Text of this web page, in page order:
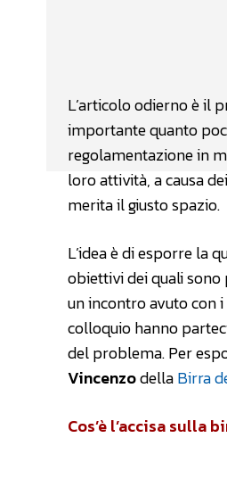
L’articolo odierno è il
importante quanto
regolamentazione in
loro attività, a causa
merita il giusto spazio.
L’idea è di esporre la
obiettivi dei quali
un incontro avuto con
colloquio hanno
del problema. Per
VincenzodellaBirra
Cos’è l’accisa sulla